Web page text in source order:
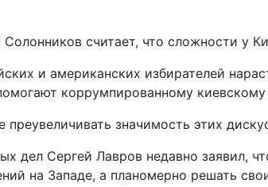
считает, что сложности у
и американских избирателей
коррумпированному
значимость этих
дел Сергей Лавров недавно заявил,
на Западе, а планомерно решать